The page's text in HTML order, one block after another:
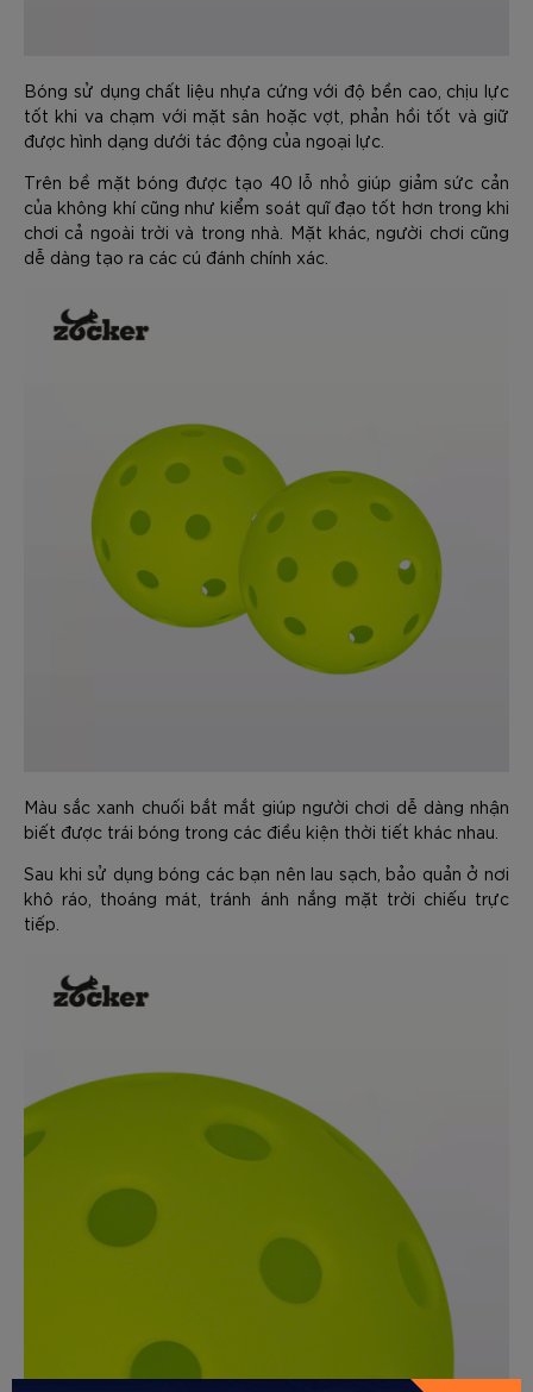
Bóng sử dụng chất liệu nhựa cứng với độ bền cao, chịu lực
tốt khi va chạm với mặt sân hoặc vợt, phản hồi tốt và giữ
được hình dạng dưới tác động của ngoại lực.
Trên bề mặt bóng được tạo 40 lỗ nhỏ giúp giảm sức cản
của không khí cũng như kiểm soát quĩ đạo tốt hơn trong khi
chơi cả ngoài trời và trong nhà. Mặt khác, người chơi cũng
dễ dàng tạo ra các cú đánh chính xác.
Màu sắc xanh chuối bắt mắt giúp người chơi dễ dàng nhận
biết được trái bóng trong các điều kiện thời tiết khác nhau.
Sau khi sử dụng bóng các bạn nên lau sạch, bảo quản ở nơi
khô ráo, thoáng mát, tránh ánh nắng mặt trời chiếu trực
tiếp.
GỬI THÔNG TIN ĐỂ ZOCKER TƯ